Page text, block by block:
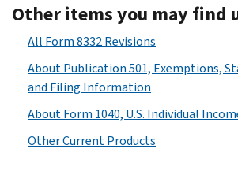
Other items you may find
All Form 8332 Revisions
About Publication 501, Exemptions,
and Filing Information
About Form 1040, U.S. Individual
Other Current Products